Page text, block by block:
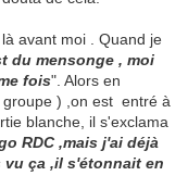
avant moi . Quand je
du mensonge , moi
fois". Alors en
) ,on est entré à
blanche, il s'exclama
RDC ,mais j'ai déjà
vu ça ,il s'étonnait en